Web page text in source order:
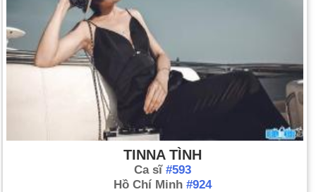
TINNA TÌNH
Ca sĩ #593
Hồ Chí Minh #924